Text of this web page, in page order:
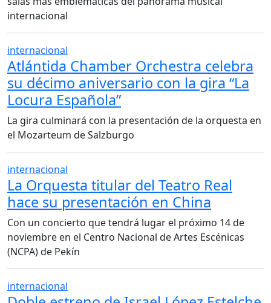
internacional
internacional
Atlántida Chamber Orchestra celebra
su décimo aniversario con la gira “La
Locura Española”
La gira culminará con la presentación de la orquesta en
el Mozarteum de Salzburgo
internacional
La Orquesta titular del Teatro Real
hace su presentación en China
Con un concierto que tendrá lugar el próximo 14 de
noviembre en el Centro Nacional de Artes Escénicas
(NCPA) de Pekín
internacional